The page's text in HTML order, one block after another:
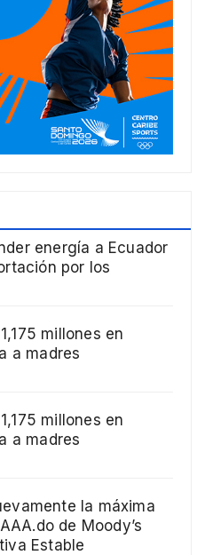
energía a Ecuador
por los
millones en
a madres
millones en
a madres
la máxima
de Moody’s
Estable